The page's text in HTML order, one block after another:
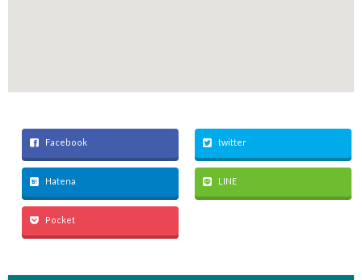
Facebook twitter
Hatena LINE
Pocket